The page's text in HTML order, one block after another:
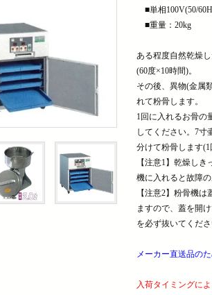
■単相100V(50/
■重量：20kg
ある程度自然乾燥
(60度×10時間)。
その後、異物(金属
れて粉骨します。
1回に入れるお骨の
してください。7寸
分けて粉骨します(1
【注意1】乾燥し
機に入れると故障の
【注意2】粉骨機
ますので、蓋を開
を必ず抜いてくださ
メーカー直送品の
入荷タイミングに